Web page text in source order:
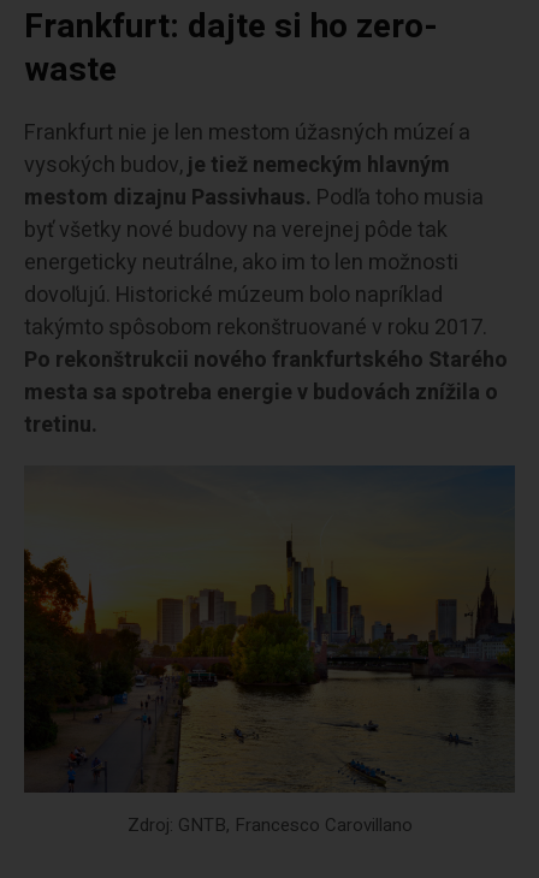
Frankfurt: dajte si ho zero-
waste
Frankfurt nie je len mestom úžasných múzeí a
vysokých budov, je tiež nemeckým hlavným
mestom dizajnu Passivhaus. Podľa toho musia
byť všetky nové budovy na verejnej pôde tak
energeticky neutrálne, ako im to len možnosti
dovoľujú. Historické múzeum bolo napríklad
takýmto spôsobom rekonštruované v roku 2017.
Po rekonštrukcii nového frankfurtského Starého
mesta sa spotreba energie v budovách znížila o
tretinu.
Zdroj: GNTB, Francesco Carovillano